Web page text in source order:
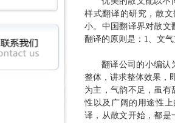
样式翻译的研究，散
小。中国翻译界对散文
翻译的原则是：1、文
翻译公司的小编认
整体，讲求整体效果，
为主，气韵不足，虽
性以及广阔的用途性
译，从散文开始，都是